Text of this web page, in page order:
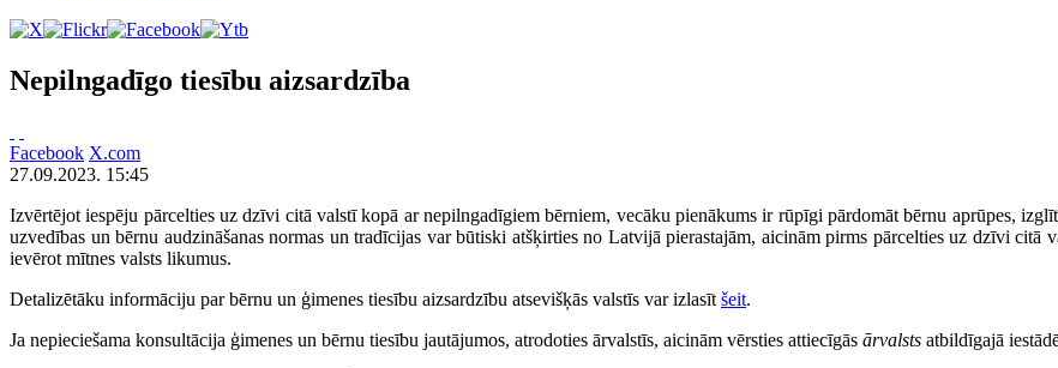
Nepilngadīgo tiesību aizsardzība
Facebook X.com
27.09.2023. 15:45
Izvērtējot iespēju pārcelties uz dzīvi citā valstī kopā ar nepilngadīgiem bērniem, vecāku pienākums ir rūpīgi pārdomāt bērnu aprūpes,
uzvedības un bērnu audzināšanas normas un tradīcijas var būtiski atšķirties no Latvijā pierastajām, aicinām pirms pārcelties uz dzīvi
ievērot mītnes valsts likumus.
Detalizētāku informāciju par bērnu un ģimenes tiesību aizsardzību atsevišķās valstīs var izlasīt šeit.
Ja nepieciešama konsultācija ģimenes un bērnu tiesību jautājumos, atrodoties ārvalstīs, aicinām vērsties attiecīgās ārvalsts atbildīgajā